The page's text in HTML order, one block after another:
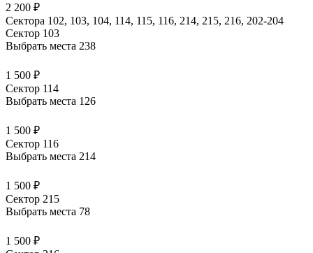
2 200 ₽
Сектора 102, 103, 104, 114, 115, 116, 214, 215, 216, 202-204
Сектор 103
Выбрать места 238
1 500 ₽
Сектор 114
Выбрать места 126
1 500 ₽
Сектор 116
Выбрать места 214
1 500 ₽
Сектор 215
Выбрать места 78
1 500 ₽